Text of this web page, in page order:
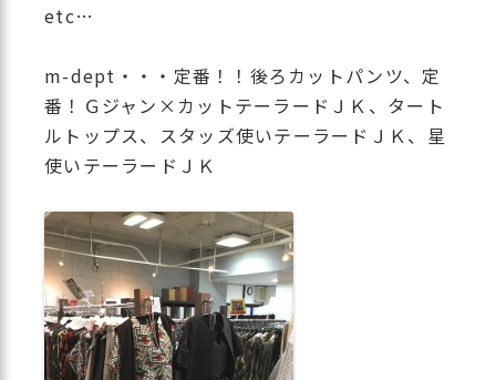
etc…
m-dept・・・定番！！後ろカットパンツ、定
番！Ｇジャン×カットテーラードＪＫ、タート
ルトップス、スタッズ使いテーラードＪＫ、星
使いテーラードＪＫ